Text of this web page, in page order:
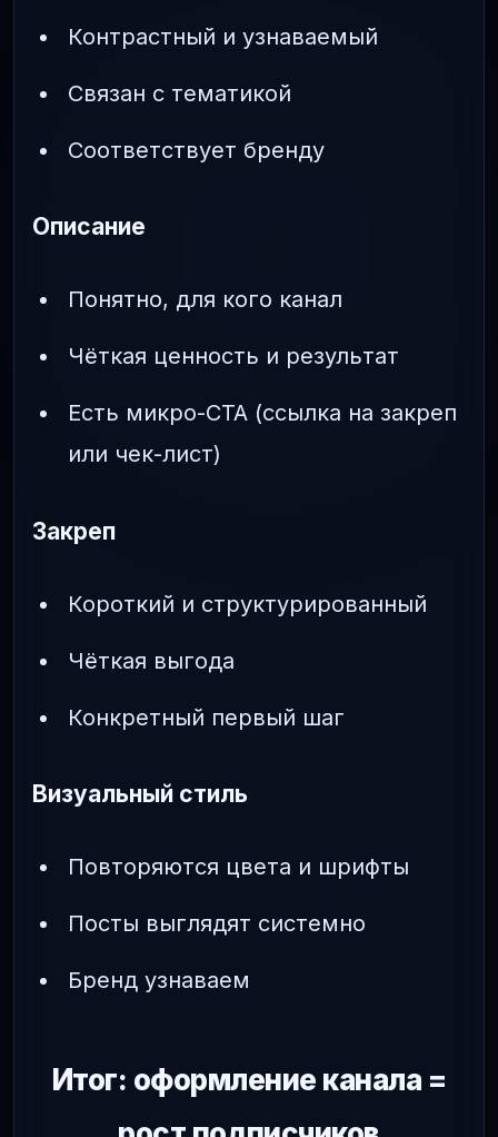
Контрастный и узнаваемый
Связан с тематикой
Соответствует бренду
Описание
Понятно, для кого канал
Чёткая ценность и результат
Есть микро-CTA (ссылка на закреп
или чек-лист)
Закреп
Короткий и структурированный
Чёткая выгода
Конкретный первый шаг
Визуальный стиль
Повторяются цвета и шрифты
Посты выглядят системно
Бренд узнаваем
Итог: оформление канала =